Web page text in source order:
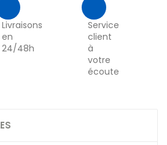
Livraisons
en
24/48h
Service
client
à
votre
écoute